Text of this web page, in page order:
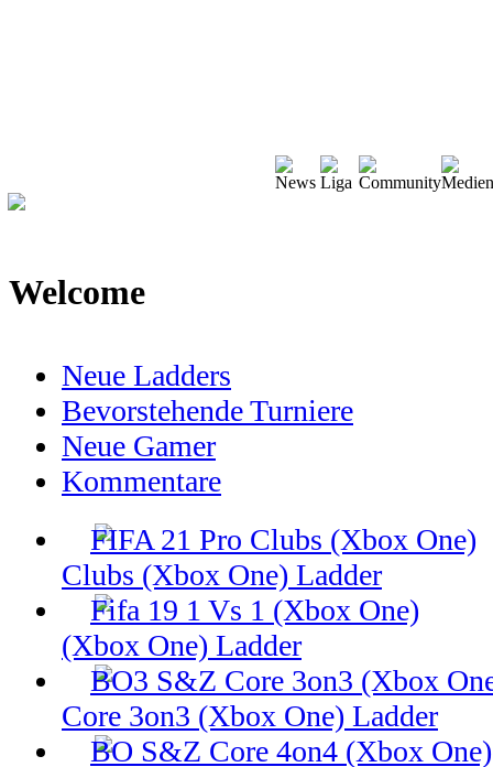
Welcome
Neue Ladders
Bevorstehende Turniere
Neue Gamer
Kommentare
Clubs (Xbox One) Ladder
(Xbox One) Ladder
Core 3on3 (Xbox One) Ladder